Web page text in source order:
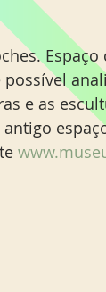
Espaço
possível
e as